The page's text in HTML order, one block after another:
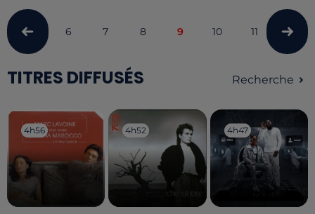
6 7 8 9 10 11 12
TITRES DIFFUSÉS Recherche
4h56
4h56 4h52
4h52 4h47
4h47